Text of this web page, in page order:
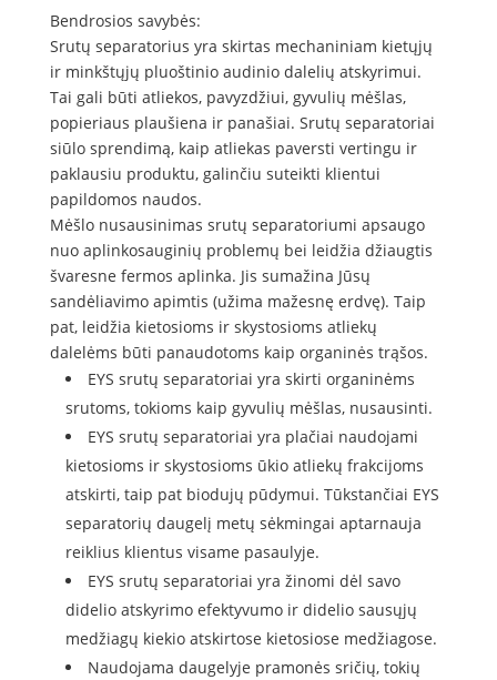
Bendrosios savybės:
Srutų separatorius yra skirtas mechaniniam kietųjų
ir minkštųjų pluoštinio audinio dalelių atskyrimui.
Tai gali būti atliekos, pavyzdžiui, gyvulių mėšlas,
popieriaus plaušiena ir panašiai. Srutų separatoriai
siūlo sprendimą, kaip atliekas paversti vertingu ir
paklausiu produktu, galinčiu suteikti klientui
papildomos naudos.
Mėšlo nusausinimas srutų separatoriumi apsaugo
nuo aplinkosauginių problemų bei leidžia džiaugtis
švaresne fermos aplinka. Jis sumažina Jūsų
sandėliavimo apimtis (užima mažesnę erdvę). Taip
pat, leidžia kietosioms ir skystosioms atliekų
dalelėms būti panaudotoms kaip organinės trąšos.
EYS srutų separatoriai yra skirti organinėms
srutoms, tokioms kaip gyvulių mėšlas, nusausinti.
EYS srutų separatoriai yra plačiai naudojami
kietosioms ir skystosioms ūkio atliekų frakcijoms
atskirti, taip pat biodujų pūdymui. Tūkstančiai EYS
separatorių daugelį metų sėkmingai aptarnauja
reiklius klientus visame pasaulyje.
EYS srutų separatoriai yra žinomi dėl savo
didelio atskyrimo efektyvumo ir didelio sausųjų
medžiagų kiekio atskirtose kietosiose medžiagose.
Naudojama daugelyje pramonės sričių, tokių